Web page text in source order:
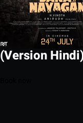
(Version